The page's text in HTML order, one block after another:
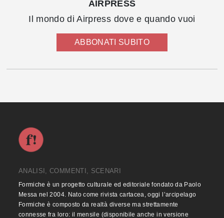
AIRPRESS
Il mondo di Airpress dove e quando vuoi
ABBONATI SUBITO
ANALISI, COMMENTI, SCENARI
Formiche è un progetto culturale ed editoriale fondato da Paolo
Messa nel 2004. Nato come rivista cartacea, oggi l’arcipelago
Formiche è composto da realtà diverse ma strettamente
connesse fra loro: il mensile (disponibile anche in versione